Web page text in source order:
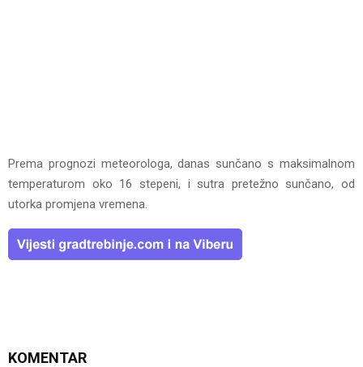
Prema prognozi meteorologa, danas sunčano s maksimalnom
temperaturom oko 16 stepeni, i sutra pretežno sunčano, od
utorka promjena vremena.
KOMENTAR